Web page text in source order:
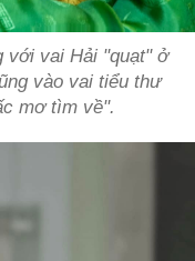
với vai Hải "quạt" ở
vào vai tiểu thư
mơ tìm về".